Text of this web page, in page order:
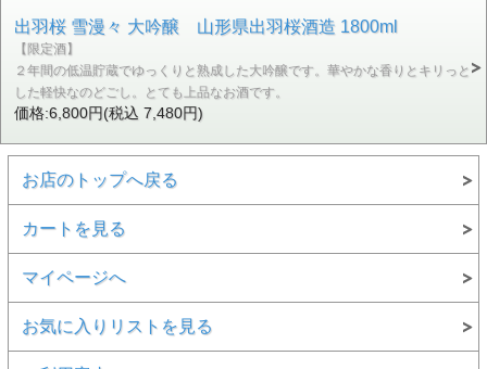
出羽桜 雪漫々 大吟醸 山形県出羽桜酒造 1800ml
【限定酒】
２年間の低温貯蔵でゆっくりと熟成した大吟醸です。華やかな香りとキリっと
した軽快なのどごし。とても上品なお酒です。
価格:6,800円(税込 7,480円)
お店のトップへ戻る
カートを見る
マイページへ
お気に入りリストを見る